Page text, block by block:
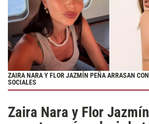
ZAIRA NARA Y FLOR JAZMÍN PEÑA ARRASAN
SOCIALES
Zaira Nara y Flor